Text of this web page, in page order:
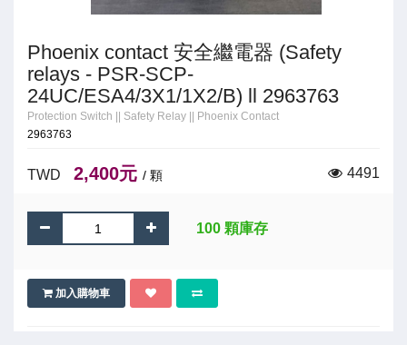
Phoenix contact 安全繼電器 (Safety
relays - PSR-SCP-
24UC/ESA4/3X1/1X2/B) ll 2963763
Protection Switch Safety Relay
Phoenix Contact
2963763
TWD 2,400元 / 顆 4491
100 顆庫存
加入購物車